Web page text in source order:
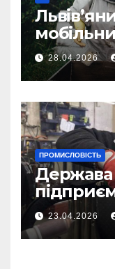
28.04.2026
ПРОМИСЛОВІСТЬ
Держава
23.04.2026